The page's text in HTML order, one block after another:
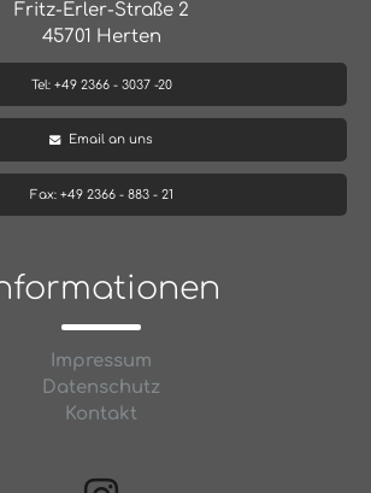
Fritz-Erler-Straße 2
45701 Herten
Tel: +49 2366 - 3037 -20
Email an uns
Fax: +49 2366 - 883 - 21
Impressum
Datenschutz
Kontakt